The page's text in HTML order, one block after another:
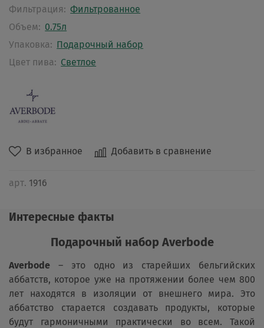
В избранное Добавить в сравнение
арт. 1916
Фильтрация: Фильтрованное
Объем: 0.75л
Упаковка: Подарочный набор
Цвет пива: Светлое
Интересные факты
Подарочный набор Averbode
Averbode – это одно из старейших бельгийских
аббатств, которое уже на протяжении более чем 800
лет находятся в изоляции от внешнего мира. Это
аббатство старается создавать продукты, которые
будут гармоничными практически во всем. Такой